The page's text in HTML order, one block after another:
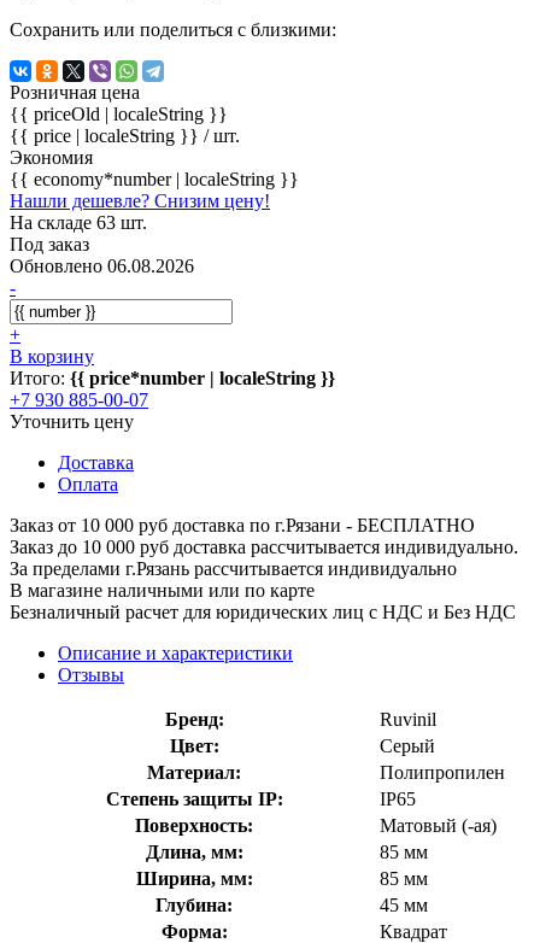
Сохранить или поделиться с близкими:
Розничная цена
{{ priceOld | localeString }}
{{ price | localeString }} / шт.
Экономия
{{ economy*number | localeString }}
Нашли дешевле? Снизим цену!
На складе 63 шт.
Под заказ
Обновлено 06.08.2026
-
+
В корзину
Итого: {{ price*number | localeString }}
+7 930 885-00-07
Уточнить цену
Доставка
Оплата
Заказ от 10 000 руб доставка по г.Рязани - БЕСПЛАТНО
Заказ до 10 000 руб доставка рассчитывается индивидуально.
За пределами г.Рязань рассчитывается индивидуально
В магазине наличными или по карте
Безналичный расчет для юридических лиц с НДС и Без НДС
Описание и характеристики
Отзывы
Бренд:
Ruvinil
Цвет:
Серый
Материал:
Полипропилен
Степень защиты IP:
IP65
Поверхность:
Матовый (-ая)
Длина, мм:
85 мм
Ширина, мм:
85 мм
Глубина:
45 мм
Форма:
Квадрат